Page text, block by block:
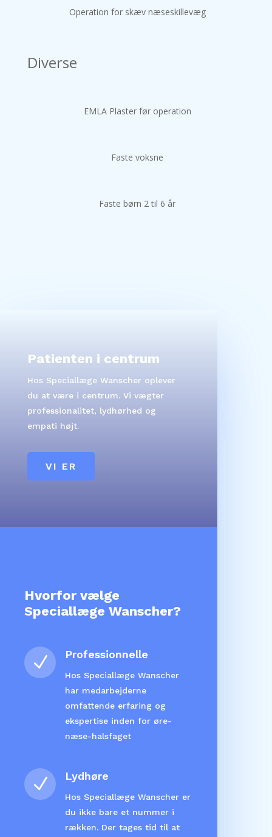
Operation for skæv næseskillevæg
Diverse
EMLA Plaster før operation
Faste voksne
Faste børn 2 til 6 år
Patienten i centrum
Hos Speciallæge Wanscher oplever
du at være i centrum. Vi vægter
professionalitet, lydhørhed og
empati højt.
VI ER
Hvorfor vælge
Speciallæge Wanscher?
N Professionnelle
Hos Speciallæge Wanscher
har medarbejderne
omfattende erfaring og
ekspertise inden for øre-
næse-halsfaget
N Lydhøre
Hos Speciallæge Wanscher er
du ikke bare et nummer i
rækken. Der tages tid til at